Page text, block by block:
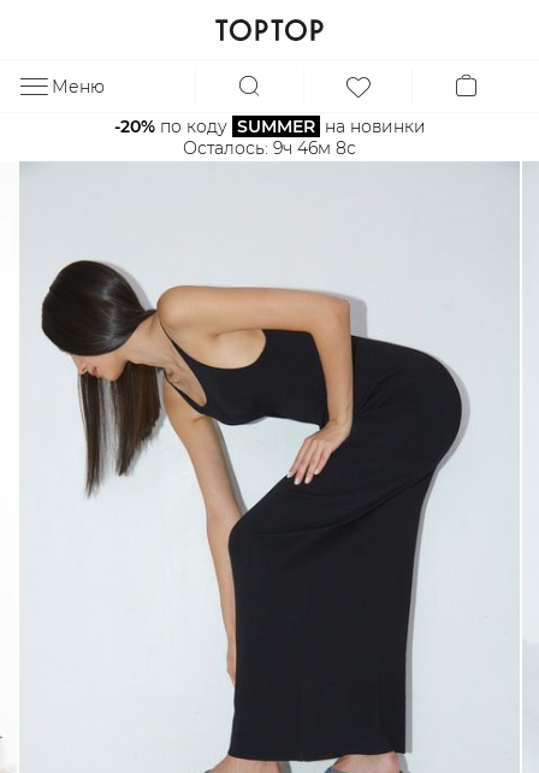
Меню
-20% по коду SUMMER на новинки
Осталось: 9ч 46м 7с